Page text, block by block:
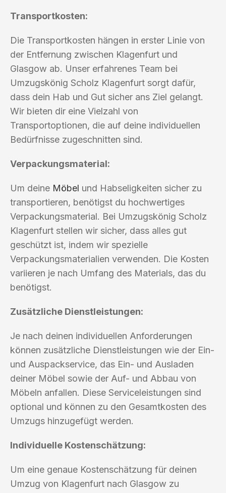
Transportkosten:
Die Transportkosten hängen in erster Linie von
der Entfernung zwischen Klagenfurt und
Glasgow ab. Unser erfahrenes Team bei
Umzugskönig Scholz Klagenfurt sorgt dafür,
dass dein Hab und Gut sicher ans Ziel gelangt.
Wir bieten dir eine Vielzahl von
Transportoptionen, die auf deine individuellen
Bedürfnisse zugeschnitten sind.
Verpackungsmaterial:
Um deine Möbel und Habseligkeiten sicher zu
transportieren, benötigst du hochwertiges
Verpackungsmaterial. Bei Umzugskönig Scholz
Klagenfurt stellen wir sicher, dass alles gut
geschützt ist, indem wir spezielle
Verpackungsmaterialien verwenden. Die Kosten
variieren je nach Umfang des Materials, das du
benötigst.
Zusätzliche Dienstleistungen:
Je nach deinen individuellen Anforderungen
können zusätzliche Dienstleistungen wie der Ein-
und Auspackservice, das Ein- und Ausladen
deiner Möbel sowie der Auf- und Abbau von
Möbeln anfallen. Diese Serviceleistungen sind
optional und können zu den Gesamtkosten des
Umzugs hinzugefügt werden.
Individuelle Kostenschätzung:
Um eine genaue Kostenschätzung für deinen
Umzug von Klagenfurt nach Glasgow zu